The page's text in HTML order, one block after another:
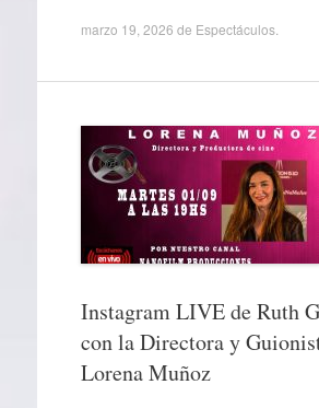
marzo 19, 2026 de Espectáculos.
Instagram LIVE de Ruth
con la Directora y
Lorena Muñoz